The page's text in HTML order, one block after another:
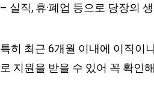
– 실직, 휴·폐업 등으로 당장의
특히 최근 6개월 이내에 이직이
로 지원을 받을 수 있어 꼭 확인